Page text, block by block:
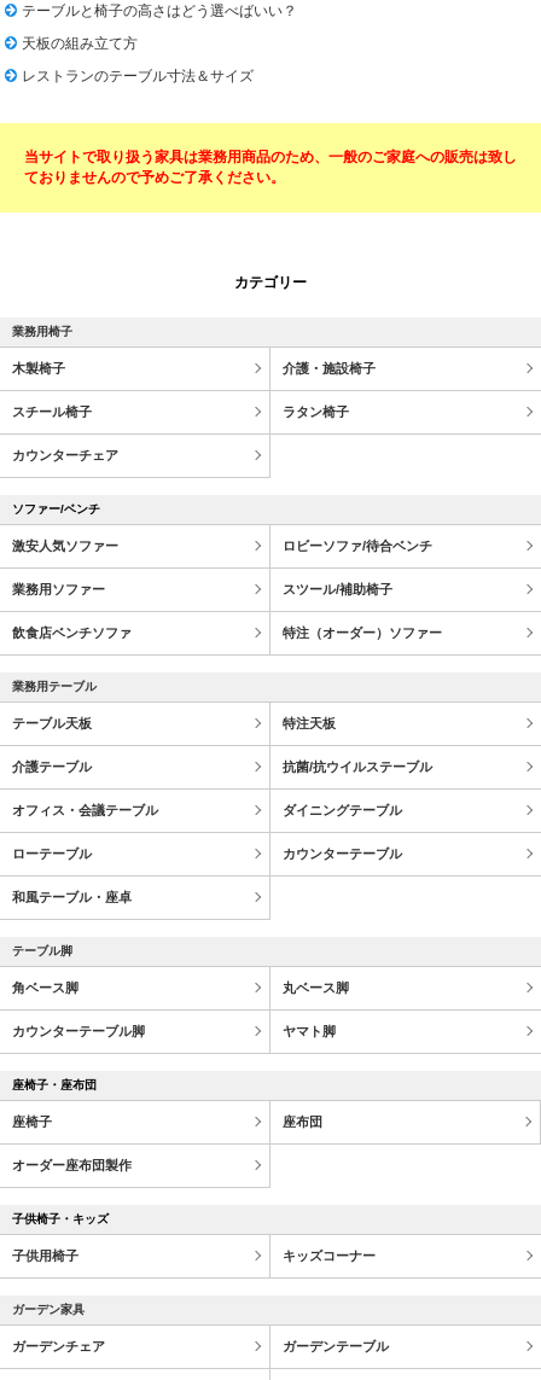
テーブルと椅子の高さはどう選べばいい？
天板の組み立て方
レストランのテーブル寸法＆サイズ
当サイトで取り扱う家具は業務用商品のため、一般のご家庭への販売は致し
ておりませんので予めご了承ください。
カテゴリー
業務用椅子
木製椅子 介護・施設椅子
スチール椅子 ラタン椅子
カウンターチェア
ソファー/ベンチ
激安人気ソファー ロビーソファ/待合ベンチ
業務用ソファー スツール/補助椅子
飲食店ベンチソファ 特注（オーダー）ソファー
業務用テーブル
テーブル天板 特注天板
介護テーブル 抗菌/抗ウイルステーブル
オフィス・会議テーブル ダイニングテーブル
ローテーブル カウンターテーブル
和風テーブル・座卓
テーブル脚
角ベース脚 丸ベース脚
カウンターテーブル脚 ヤマト脚
座椅子・座布団
座椅子 座布団
オーダー座布団製作
子供椅子・キッズ
子供用椅子 キッズコーナー
ガーデン家具
ガーデンチェア ガーデンテーブル